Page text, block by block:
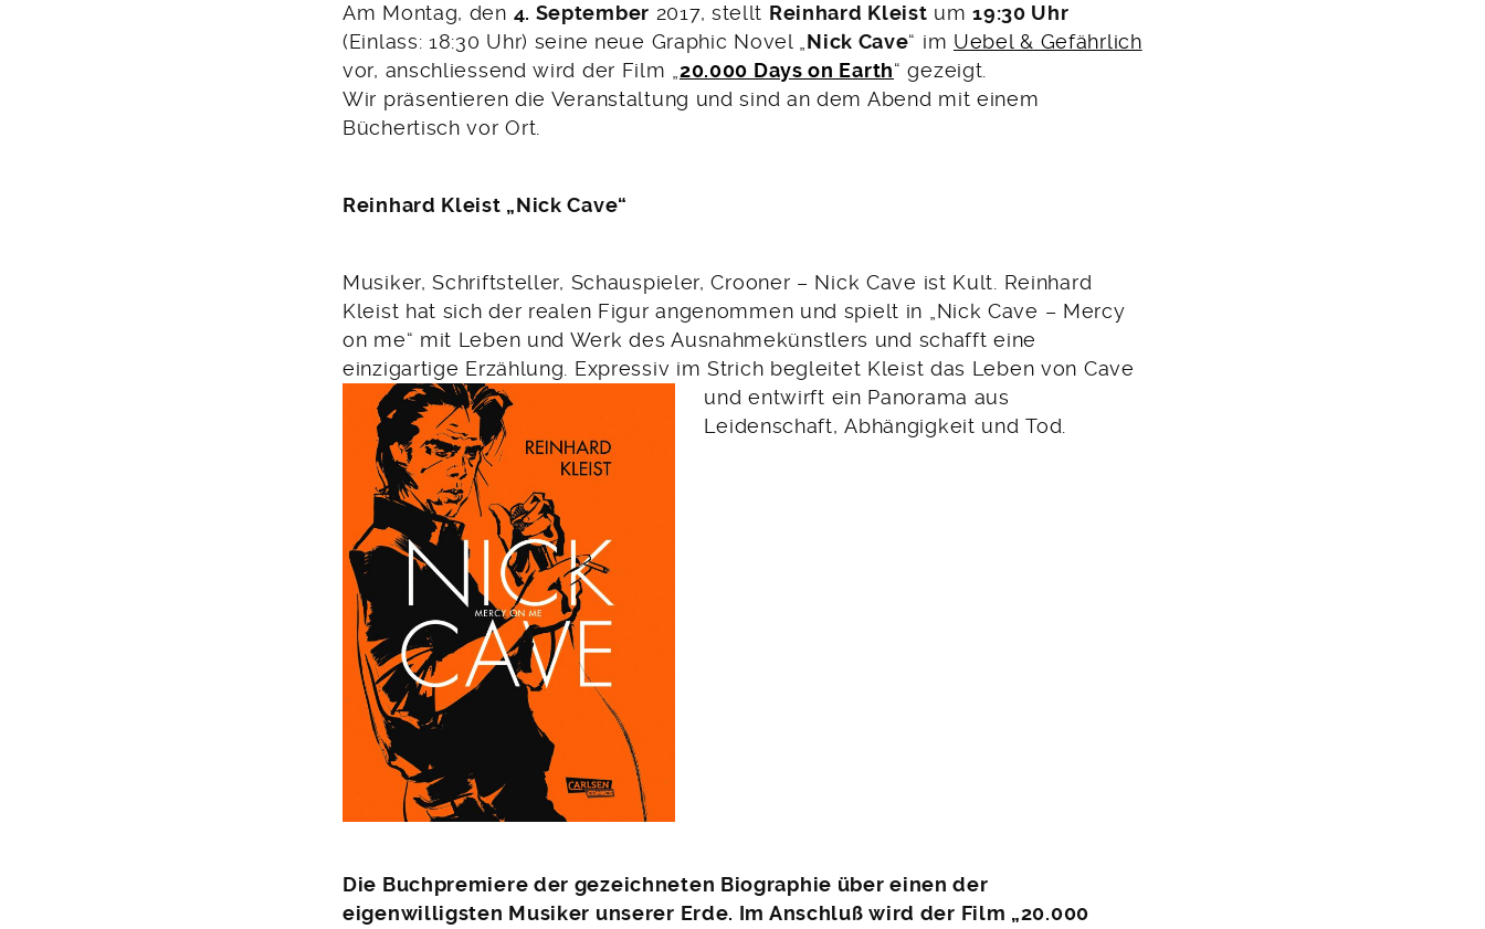
Am Montag, den 4. September 2017, stellt Reinhard Kleist um19:30 Uhr
(Einlass: 18:30 Uhr) seine neue Graphic Novel „ Nick Cave“ im Uebel & Gefährlich
vor, anschliessend wird der Film „20.000 Days on Earth“ gezeigt.
Wir präsentieren die Veranstaltung und sind an dem Abend mit einem
Büchertisch vor Ort.
Reinhard Kleist „Nick Cave“
Musiker, Schriftsteller, Schauspieler, Crooner – Nick Cave ist Kult. Reinhard
Kleist hat sich der realen Figur angenommen und spielt in „Nick Cave – Mercy
on me“ mit Leben und Werk des Ausnahmekünstlers und schafft eine
einzigartige Erzählung. Expressiv im Strich begleitet Kleist das Leben von Cave
und entwirft ein Panorama aus
Leidenschaft, Abhängigkeit und Tod.
Die Buchpremiere der gezeichneten Biographie über einen der
eigenwilligsten Musiker unserer Erde. Im Anschluß wird der Film „20.000